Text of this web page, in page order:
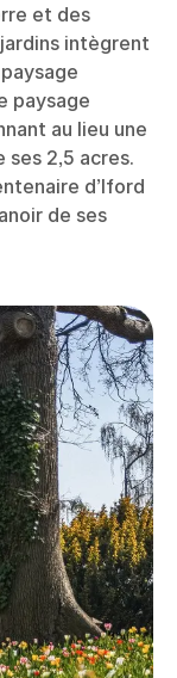
et des
intègrent
paysage
au lieu une
ses 2,5 acres.
d’Iford
de ses